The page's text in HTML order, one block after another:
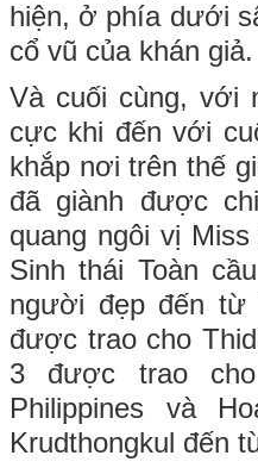
hiện, ở phía dưới
cổ vũ của khán giả.
Và cuối cùng, với
cực khi đến với
khắp nơi trên thế
đã giành được
quang ngôi vị
Sinh thái Toàn
người đẹp đến từ
được trao cho
3 được trao
Philippines và
Krudthongkul đến